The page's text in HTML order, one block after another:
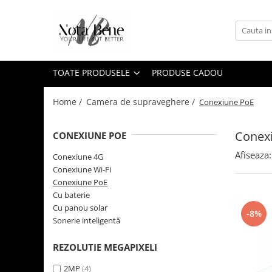
Toate Produsele
Conexiune Wi-Fi
Cu panou solar
Sonerie inteligentă
Accesorii camere de supraveghere
Unelte si aparate de masura
Nivele / Lasere
TOATE PRODUSELE PRODUSE CADOU
Home / Camera de supraveghere / Conexiune PoE
CONEXIUNE POE
Conexiune 4G
Conexiune Wi-Fi
Conexiune PoE
Cu baterie
Cu panou solar
Sonerie inteligentă
REZOLUTIE MEGAPIXELI
2MP (4)
Afiseaza:
-8%